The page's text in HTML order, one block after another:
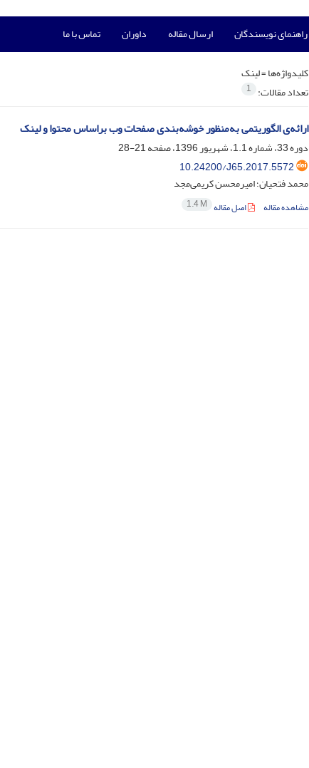
راهنمای نویسندگان ارسال مقاله داوران تماس با ما
کلیدواژه‌ها =لینک
تعداد مقالات: 1
ارائه‌ی الگوریتمی به‌منظور خوشه‌بندی صفحات وب براساس محتوا و لینک
دوره 33، شماره 1.1، شهریور 1396، صفحه
21-28
10.24200/J65.2017.5572
محمد فتحیان؛ امیرمحسن کریمی‌مجد
مشاهده مقاله اصل مقاله 1.4 M